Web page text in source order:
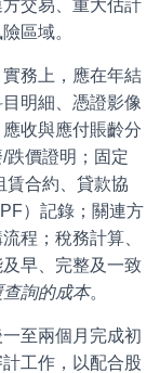
交易、重大估計
區域。
務上，應在年結
明細、憑證影像
收與應付賬齡分
跌價證明；固定
賃合約、貸款協
）記錄；關連方
程；稅務計算、
早、完整及一致
詢的成本。
至兩個月完成初
工作，以配合股